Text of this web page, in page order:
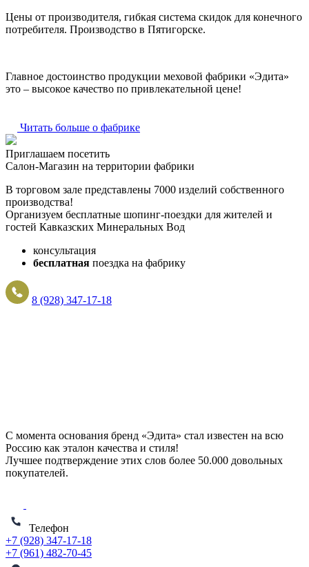
Цены от производителя, гибкая система скидок для конечного
потребителя. Производство в Пятигорске.
Главное достоинство продукции меховой фабрики «Эдита»
это – высокое качество по привлекательной цене!
Читать больше о фабрике
Приглашаем посетить
Салон-Магазин на территории фабрики
В торговом зале представлены 7000 изделий собственного
производства!
Организуем бесплатные шопинг-поездки для жителей и
гостей Кавказских Минеральных Вод
консультация
бесплатная поездка на фабрику
8 (928) 347-17-18
С момента основания бренд «Эдита» стал известен на всю
Россию как эталон качества и стиля!
Лучшее подтверждение этих слов более 50.000 довольных
покупателей.
Телефон
+7 (928) 347-17-18
+7 (961) 482-70-45